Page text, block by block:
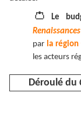
👛 Le
Renaissances
par la région
les acteurs
Déroulé du